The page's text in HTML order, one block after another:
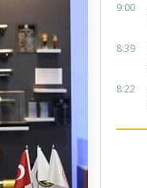
9:00
8:39
8:22